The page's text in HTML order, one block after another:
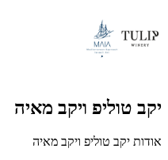
יקב טוליפ ויקב מאיה
אודות יקב טוליפ ויקב מאיה